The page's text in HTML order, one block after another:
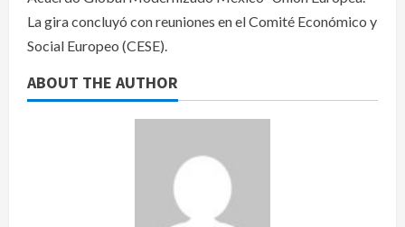
La gira concluyó con reuniones en el Comité Económico y
Social Europeo (CESE).
ABOUT THE AUTHOR